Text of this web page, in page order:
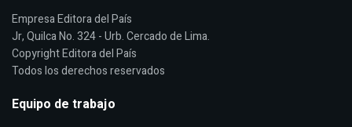
Empresa Editora del País
Jr, Quilca No. 324 - Urb. Cercado de Lima.
Copyright Editora del País
Todos los derechos reservados
Equipo de trabajo